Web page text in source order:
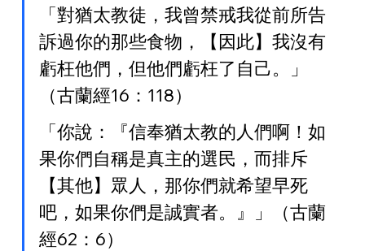
「對猶太教徒，我曾禁戒我從前所告
訴過你的那些食物，【因此】我沒有
虧枉他們，但他們虧枉了自己。」
（古蘭經16：118）
「你說：『信奉猶太教的人們啊！如
果你們自稱是真主的選民，而排斥
【其他】眾人，那你們就希望早死
吧，如果你們是誠實者。』」（古蘭
經62：6）